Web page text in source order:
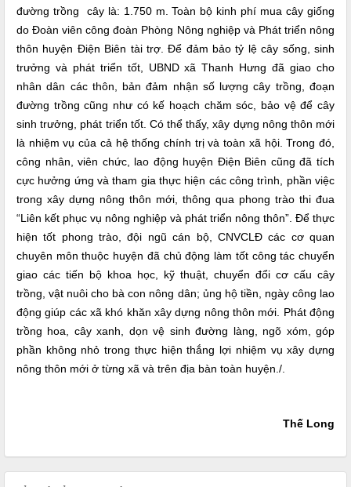
đường trồng cây là: 1.750 m. Toàn bộ kinh phí mua cây giống
do Đoàn viên công đoàn Phòng Nông nghiệp và Phát triển nông
thôn huyện Điện Biên tài trợ. Để đảm bảo tỷ lệ cây sống, sinh
trưởng và phát triển tốt, UBND xã Thanh Hưng đã giao cho
nhân dân các thôn, bản đảm nhận số lượng cây trồng, đoạn
đường trồng cũng như có kế hoạch chăm sóc, bảo vệ để cây
sinh trưởng, phát triển tốt. Có thể thấy, xây dựng nông thôn mới
là nhiệm vụ của cả hệ thống chính trị và toàn xã hội. Trong đó,
công nhân, viên chức, lao động huyện Điện Biên cũng đã tích
cực hưởng ứng và tham gia thực hiện các công trình, phần việc
trong xây dựng nông thôn mới, thông qua phong trào thi đua
“Liên kết phục vụ nông nghiệp và phát triển nông thôn”. Để thực
hiện tốt phong trào, đội ngũ cán bộ, CNVCLĐ các cơ quan
chuyên môn thuộc huyện đã chủ động làm tốt công tác chuyển
giao các tiến bộ khoa học, kỹ thuật, chuyển đổi cơ cấu cây
trồng, vật nuôi cho bà con nông dân; ủng hộ tiền, ngày công lao
động giúp các xã khó khăn xây dựng nông thôn mới. Phát động
trồng hoa, cây xanh, dọn vệ sinh đường làng, ngõ xóm, góp
phần không nhỏ trong thực hiện thắng lợi nhiệm vụ xây dựng
nông thôn mới ở từng xã và trên địa bàn toàn huyện./.
Thế Long